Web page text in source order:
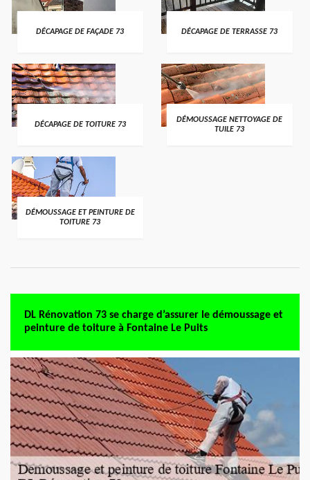
DÉCAPAGE DE FAÇADE 73 DÉCAPAGE DE TERRASSE 73
DÉCAPAGE DE TOITURE 73
DÉMOUSSAGE NETTOYAGE DE
TUILE 73
DÉMOUSSAGE ET PEINTURE DE
TOITURE 73
DL Rénovation 73 se charge d’assurer le démoussage et
peinture de toiture à Fontaine Le Puits